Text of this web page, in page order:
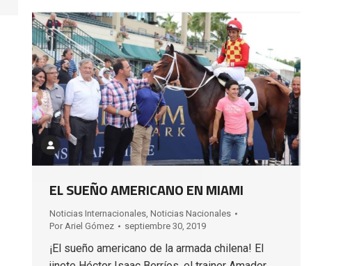
EL SUEÑO AMERICANO EN MIAMI
Noticias Internacionales Noticias Nacionales
Por Ariel Gómez septiembre 30, 2019
¡El sueño americano de la armada chilena! El